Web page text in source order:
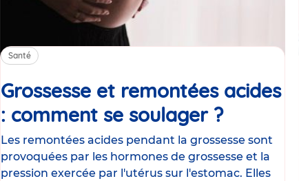
Santé
Grossesse et remontées acides
: comment se soulager ?Article
Les remontées acides pendant la grossesse sont
provoquées par les hormones de grossesse et la
pression exercée par l'utérus sur l'estomac. Elles